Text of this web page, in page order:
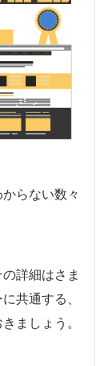
らない数々
詳細はさま
共通する、
ましょう。